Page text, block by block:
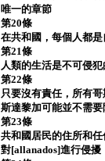
唯一的章節
第20條
在共和國，每個人都
第21條
人類的生活是不可侵犯
第22條
只要沒有責任，所有
斯達黎加可能並不需要
第23條
共和國居民的住所和
對[allanados]進行侵擾